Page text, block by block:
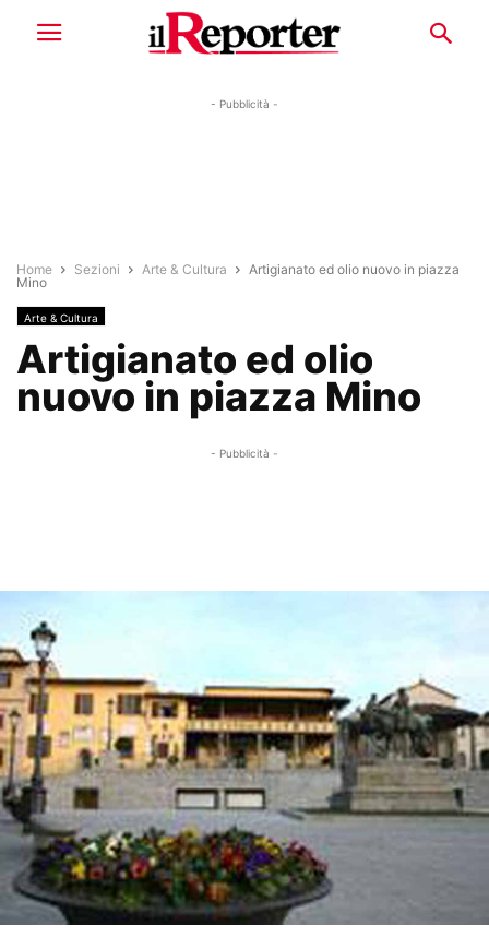
- Pubblicità -
Home Sezioni Arte & Cultura
Artigianato ed olio nuovo in piazza
Mino
Arte & Cultura
Artigianato ed olio
nuovo in piazza Mino
- Pubblicità -